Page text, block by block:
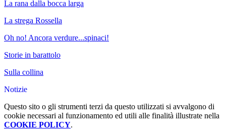
La rana dalla bocca larga
La strega Rossella
Oh no! Ancora verdure...spinaci!
Storie in barattolo
Sulla collina
Notizie
Questo sito o gli strumenti terzi da questo utilizzati si avvalgono di
cookie necessari al funzionamento ed utili alle finalità illustrate nella
COOKIE POLICY.